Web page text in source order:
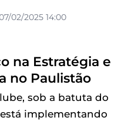
02/2025 14:00
na Estratégia e
no Paulistão
sob a batuta do
implementando